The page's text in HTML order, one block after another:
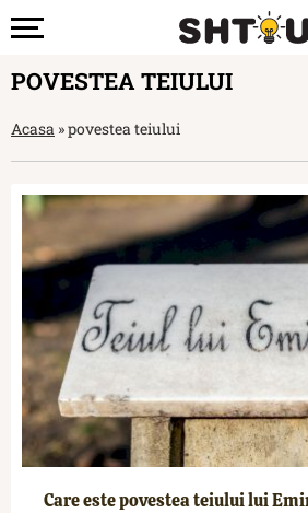
POVESTEA TEIULUI
Acasa »povestea teiului
Care este povestea teiului lui